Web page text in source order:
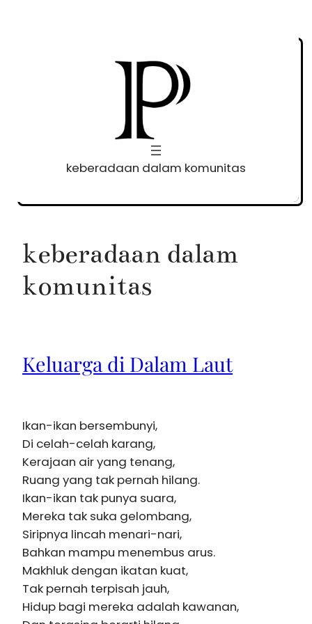
keberadaan dalam komunitas
keberadaan dalam
komunitas
Keluarga di Dalam Laut
Ikan-ikan bersembunyi,
Di celah-celah karang,
Kerajaan air yang tenang,
Ruang yang tak pernah hilang.
Ikan-ikan tak punya suara,
Mereka tak suka gelombang,
Siripnya lincah menari-nari,
Bahkan mampu menembus arus.
Makhluk dengan ikatan kuat,
Tak pernah terpisah jauh,
Hidup bagi mereka adalah kawanan,